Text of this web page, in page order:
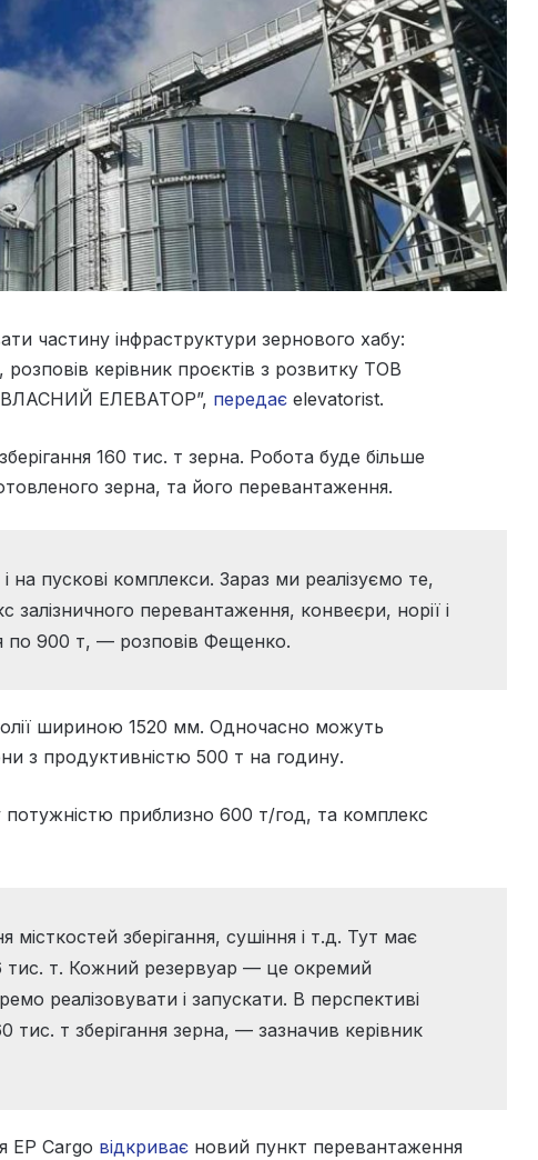
частину інфраструктури зернового хабу:
керівник проєктів з розвитку ТОВ
“ВЛАСНИЙ ЕЛЕВАТОР”, передає elevatorist.
160 тис. т зерна. Робота буде більше
зерна, та його перевантаження.
на пускові комплекси. Зараз ми реалізуємо те,
перевантаження, конвеєри, норії і
по 900 т, — розповів Фещенко.
шириною 1520 мм. Одночасно можуть
з продуктивністю 500 т на годину.
приблизно 600 т/год, та комплекс
зберігання, сушіння і т.д. Тут має
тис. т. Кожний резервуар — це окремий
реалізовувати і запускати. В перспективі
тис. т зберігання зерна, — зазначив керівник
EP Cargo відкриває новий пункт перевантаження